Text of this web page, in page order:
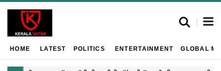
HOME LATEST POLITICS ENTERTAINMENT GLOBAL